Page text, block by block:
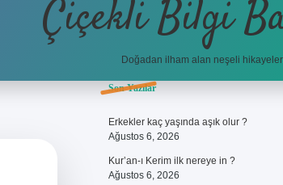
Çiçekli Bilgi
Doğadan ilham alan neşeli
Sidebar
Son Yazılar
Erkekler kaç yaşında aşık olur ?
Ağustos 6, 2026
Kur’an-ı Kerim ilk nereye in ?
Ağustos 6, 2026